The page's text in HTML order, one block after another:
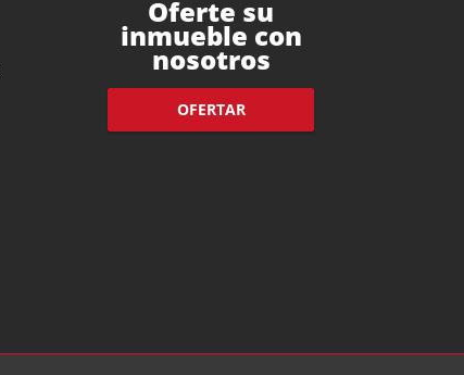
Oferte su
inmueble con
nosotros
OFERTAR